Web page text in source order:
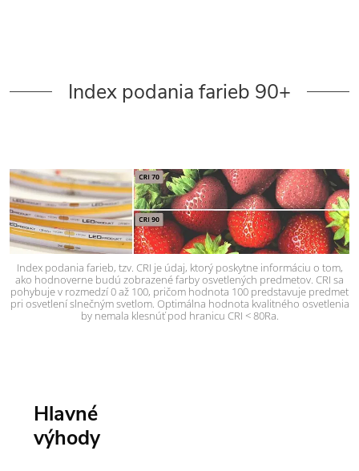
Index podania farieb 90+
Index podania farieb, tzv. CRI je údaj, ktorý poskytne informáciu o tom,
ako hodnoverne budú zobrazené farby osvetlených predmetov. CRI sa
pohybuje v rozmedzí 0 až 100, pričom hodnota 100 predstavuje predmet
pri osvetlení slnečným svetlom. Optimálna hodnota kvalitného osvetlenia
by nemala klesnúť pod hranicu CRI < 80Ra.
Hlavné
výhody